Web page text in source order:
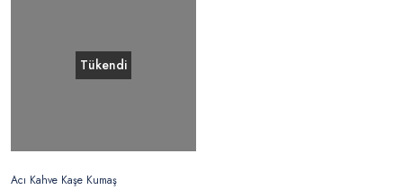
Tükendi
Acı Kahve Kaşe Kumaş